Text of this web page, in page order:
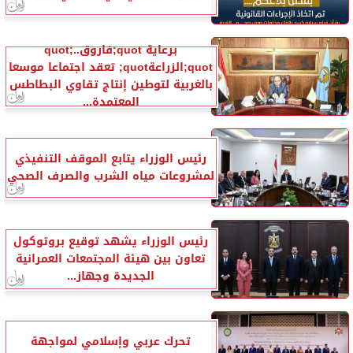
برعاية quot;فاروقquot;..
quot;الزراعةquot; تعقد اجتماعا موسعا
بالغربية لتوطين إنتاج تقاوي البطاطس
المعتمدة...
رئيس الوزراء يتابع الموقف التنفيذي
لمشروعات مياه الشرب والصرف الصحي
رئيس الوزراء يشهد توقيع بروتوكول
تعاون بين هيئة المجتمعات العمرانية
الجديدة وجهاز...
تحرك عربي وإسلامي لمواجهة